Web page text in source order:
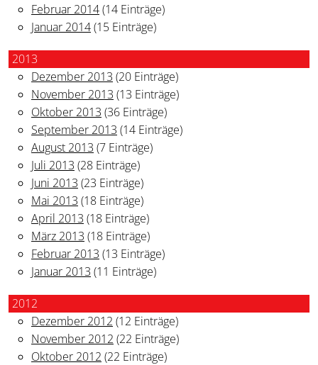
Februar 2014(14 Einträge)
Januar 2014(15 Einträge)
2013
Dezember 2013 (20 Einträge)
November 2013 (13 Einträge)
Oktober 2013 (36 Einträge)
September 2013 (14 Einträge)
August 2013 (7 Einträge)
Juli 2013 (28 Einträge)
Juni 2013 (23 Einträge)
Mai 2013 (18 Einträge)
April 2013 (18 Einträge)
März 2013 (18 Einträge)
Februar 2013 (13 Einträge)
Januar 2013 (11 Einträge)
2012
Dezember 2012 (12 Einträge)
November 2012 (22 Einträge)
Oktober 2012 (22 Einträge)